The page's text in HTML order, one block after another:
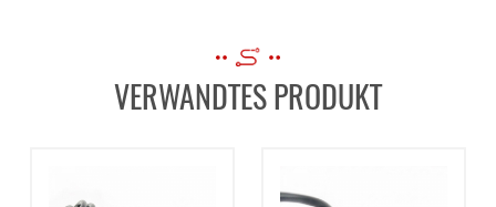
VERWANDTES PRODUKT